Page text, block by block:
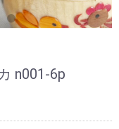
n001-6p